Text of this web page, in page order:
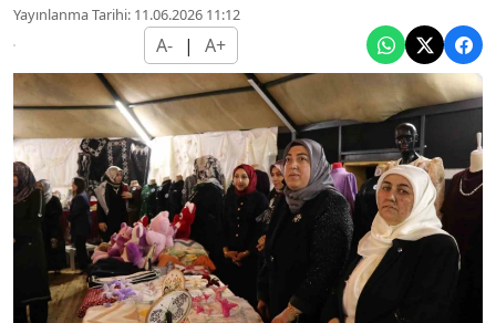
Yayınlanma Tarihi: 11.06.2026 11:12
A- | A+